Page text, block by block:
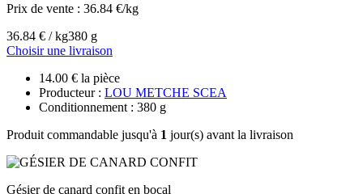
Prix de vente : 36.84 €/kg
36.84 € / kg380 g
Choisir une livraison
14.00 € la pièce
Producteur : LOU METCHE SCEA
Conditionnement : 380 g
Produit commandable jusqu'à 1 jour(s) avant la livraison
Gésier de canard confit en bocal